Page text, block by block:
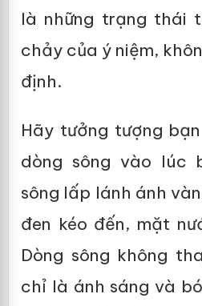
là những trạng thái
chảy của ý niệm,
định.
Hãy tưởng tượng
dòng sông vào lúc
sông lấp lánh ánh
đen kéo đến, mặt
Dòng sông không
chỉ là ánh sáng và